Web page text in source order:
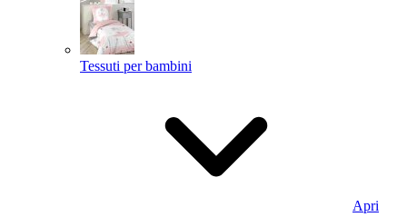
Tessuti per bambini
Apri